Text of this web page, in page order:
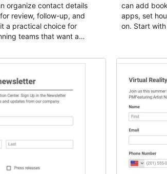
organize contact details
review, follow-up, and
a practical choice for
teams that want a
The form is suitable for
registration, business event
It helps keep
can evaluate
and maintain cleaner
can add
apps, set
on. Start